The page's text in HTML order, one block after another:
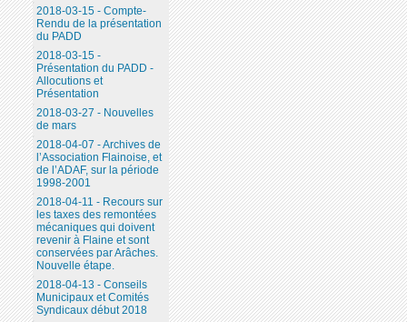
2018-03-15 - Compte-
Rendu de la présentation
du PADD
2018-03-15 -
Présentation du PADD -
Allocutions et
Présentation
2018-03-27 - Nouvelles
de mars
2018-04-07 - Archives de
l’Association Flainoise, et
de l’ADAF, sur la période
1998-2001
2018-04-11 - Recours sur
les taxes des remontées
mécaniques qui doivent
revenir à Flaine et sont
conservées par Arâches.
Nouvelle étape.
2018-04-13 - Conseils
Municipaux et Comités
Syndicaux début 2018